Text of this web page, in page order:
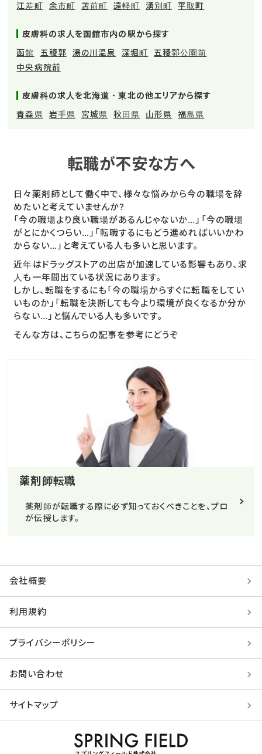
江差町
余市町 苫前町 遠軽町 湧別町 平取町
皮膚科の求人を函館市内の駅から探す
函館
五稜郭 湯の川温泉 深堀町
五稜郭公園前
中央病院前
皮膚科の求人を北海道・東北の他エリアから探す
青森県
岩手県 宮城県 秋田県 山形県 福島県
転職が不安な方へ
日々薬剤師として働く中で、様々な悩みから今の職場を辞
めたいと考えていませんか?
「今の職場より良い職場があるんじゃないか…」「今の職場
がとにかくつらい…」「転職するにもどう進めればいいかわ
からない…」と考えている人も多いと思います。
近年はドラッグストアの出店が加速している影響もあり、求
人も一年間出ている状況にあります。
しかし、転職をするにも「今の職場からすぐに転職をしてい
いものか」「転職を決断しても今より環境が良くなるか分か
らない…」と悩んでいる人も多いです。
そんな方は、こちらの記事を参考にどうぞ
薬剤師転職
薬剤師が転職する際に必ず知っておくべきことを、プロ
が伝授します。
会社概要
利用規約
プライバシーポリシー
お問い合わせ
サイトマップ